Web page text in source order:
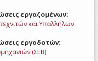
εργαζομένων:
και Υπαλλήλων
εργοδοτών:
(ΣΕΒ)